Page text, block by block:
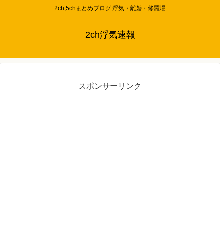
2ch,5chまとめブログ 浮気・離婚・修羅場
2ch浮気速報
スポンサーリンク